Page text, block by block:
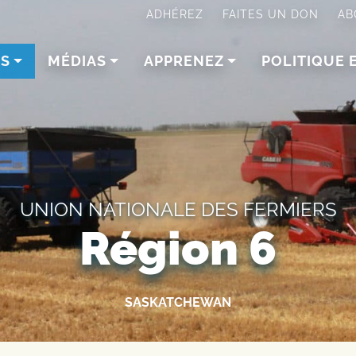
ADHÉREZ FAITES UN DON
MÉDIAS APPRENEZ POLITIQUE
UNION NATIONALE DES FERMIERS
Région 6
SASKATCHEWAN